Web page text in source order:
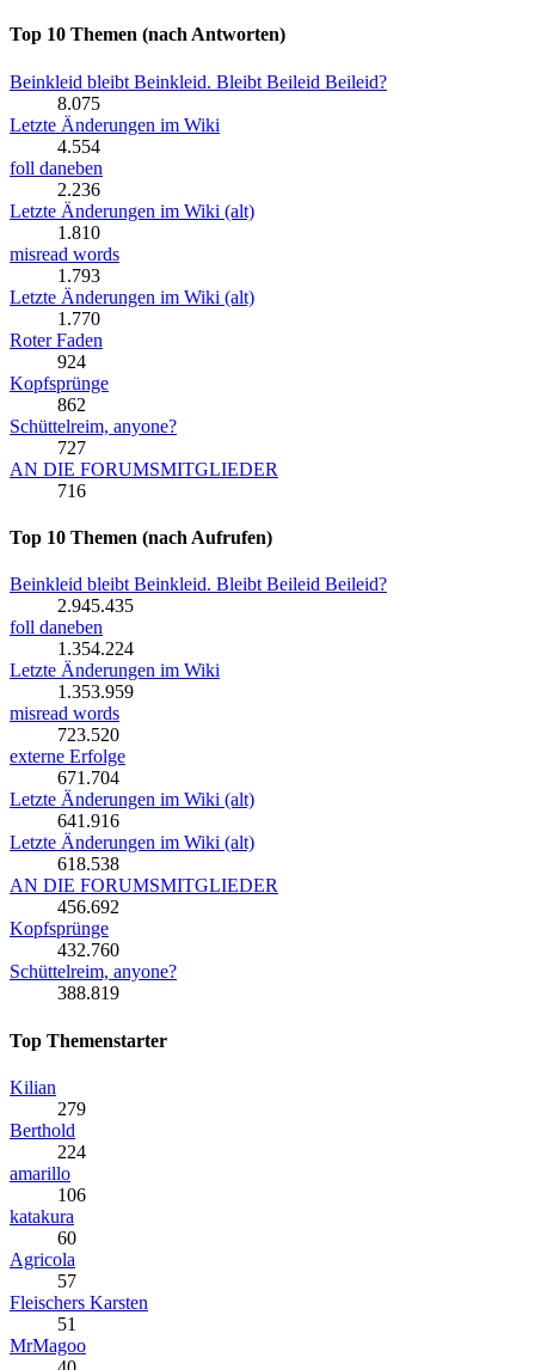
Top 10 Themen (nach Antworten)
Beinkleid bleibt Beinkleid. Bleibt Beileid Beileid?
8.075
Letzte Änderungen im Wiki
4.554
foll daneben
2.236
Letzte Änderungen im Wiki (alt)
1.810
misread words
1.793
Letzte Änderungen im Wiki (alt)
1.770
Roter Faden
924
Kopfsprünge
862
Schüttelreim, anyone?
727
AN DIE FORUMSMITGLIEDER
716
Top 10 Themen (nach Aufrufen)
Beinkleid bleibt Beinkleid. Bleibt Beileid Beileid?
2.945.435
foll daneben
1.354.224
Letzte Änderungen im Wiki
1.353.959
misread words
723.520
externe Erfolge
671.704
Letzte Änderungen im Wiki (alt)
641.916
Letzte Änderungen im Wiki (alt)
618.538
AN DIE FORUMSMITGLIEDER
456.692
Kopfsprünge
432.760
Schüttelreim, anyone?
388.819
Top Themenstarter
Kilian
279
Berthold
224
amarillo
106
katakura
60
Agricola
57
Fleischers Karsten
51
MrMagoo